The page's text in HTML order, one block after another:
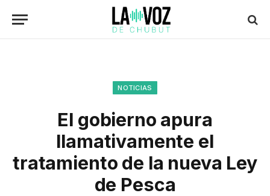
NOTICIAS
El gobierno apura
llamativamente el
tratamiento de la nueva Ley
de Pesca